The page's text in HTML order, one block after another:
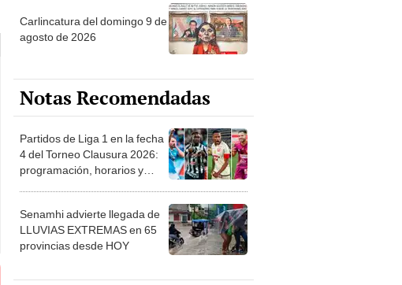
Carlincatura del domingo 9 de
agosto de 2026
Notas Recomendadas
Partidos de Liga 1 en la fecha
4 del Torneo Clausura 2026:
programación, horarios y
Senamhi advierte llegada de
LLUVIAS EXTREMAS en 65
provincias desde HOY